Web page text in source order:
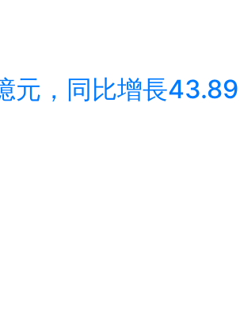
元，同比增長